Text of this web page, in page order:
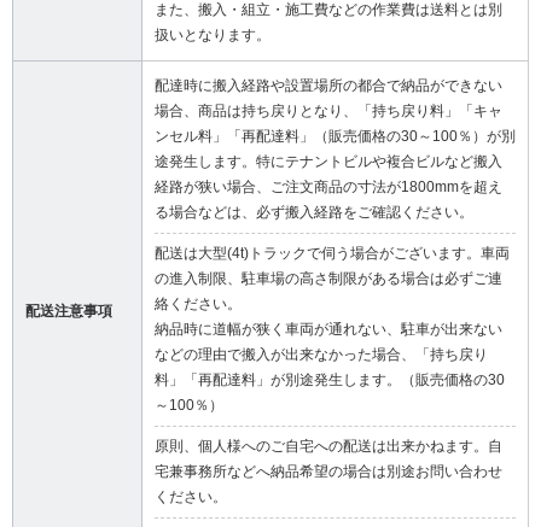
また、搬入・組立・施工費などの作業費は送料とは別
扱いとなります。
配送注意事項
配達時に搬入経路や設置場所の都合で納品ができない
場合、商品は持ち戻りとなり、「持ち戻り料」「キャ
ンセル料」「再配達料」（販売価格の30～100％）が別
途発生します。特にテナントビルや複合ビルなど搬入
経路が狭い場合、ご注文商品の寸法が1800mmを超え
る場合などは、必ず搬入経路をご確認ください。
配送は大型(4t)トラックで伺う場合がございます。車両
の進入制限、駐車場の高さ制限がある場合は必ずご連
絡ください。
納品時に道幅が狭く車両が通れない、駐車が出来ない
などの理由で搬入が出来なかった場合、「持ち戻り
料」「再配達料」が別途発生します。（販売価格の30
～100％）
原則、個人様へのご自宅への配送は出来かねます。自
宅兼事務所などへ納品希望の場合は別途お問い合わせ
ください。